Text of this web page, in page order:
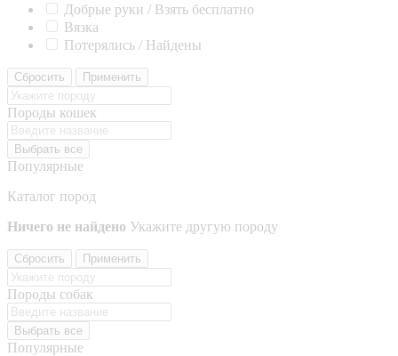
Добрые руки / Взять бесплатно
Вязка
Потерялись / Найдены
Сбросить Применить
Породы кошек
Выбрать все
Популярные
Каталог пород
Ничего не найдено Укажите другую породу
Сбросить Применить
Породы собак
Выбрать все
Популярные